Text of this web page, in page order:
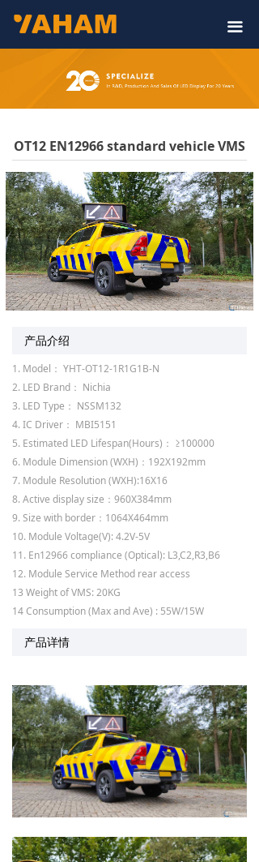
끀
产品介绍
1. Model： YHT-OT12-1R1G1B-N
2. LED Brand： Nichia
3. LED Type： NSSM132
4. IC Driver： MBI5151
5. Estimated LED Lifespan(Hours)： ≥100000
6. Module Dimension (WXH)：192X192mm
7. Module Resolution (WXH):16X16
8. Active display size：960X384mm
9. Size with border：1064X464mm
10. Module Voltage(V): 4.2V-5V
11. En12966 compliance (Optical): L3,C2,R3,B6
12. Module Service Method rear access
13 Weight of VMS: 20KG
14 Consumption (Max and Ave) : 55W/15W
OT12 EN12966 standard vehicle VMS
产品详情